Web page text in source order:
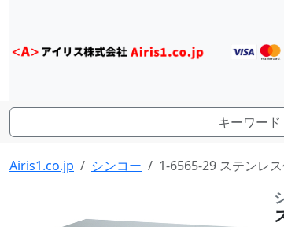
Airis1.co.jp シンコー 1-6565-29 ステンレ